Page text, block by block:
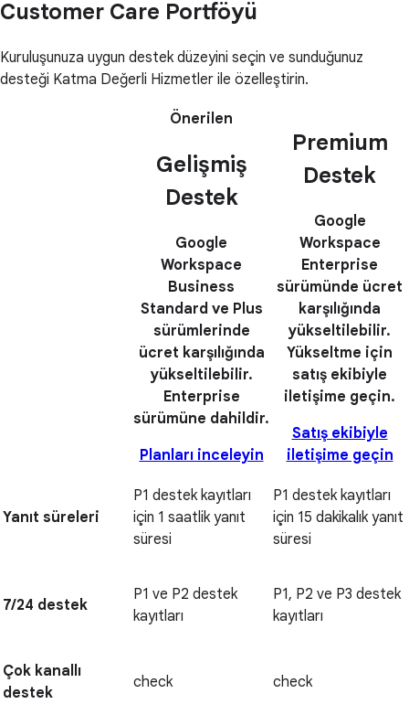
Customer Care Portföyü
Kuruluşunuza uygun destek düzeyini seçin ve sunduğunuz
desteği Katma Değerli Hizmetler ile özelleştirin.
Önerilen
Gelişmiş
Destek
Google
Workspace
Business
Standard ve Plus
sürümlerinde
ücret karşılığında
yükseltilebilir.
Enterprise
sürümüne dahildir.
Planları inceleyin
Premium
Destek
Google
Workspace
Enterprise
sürümünde ücret
karşılığında
yükseltilebilir.
Yükseltme için
satış ekibiyle
iletişime geçin.
Satış ekibiyle
iletişime geçin
Yanıt süreleri
P1 destek kayıtları
için 1 saatlik yanıt
süresi
P1 destek kayıtları
için 15 dakikalık yanıt
süresi
7/24 destek
P1 ve P2 destek
kayıtları
P1, P2 ve P3 destek
kayıtları
Çok kanallı
destek
check check